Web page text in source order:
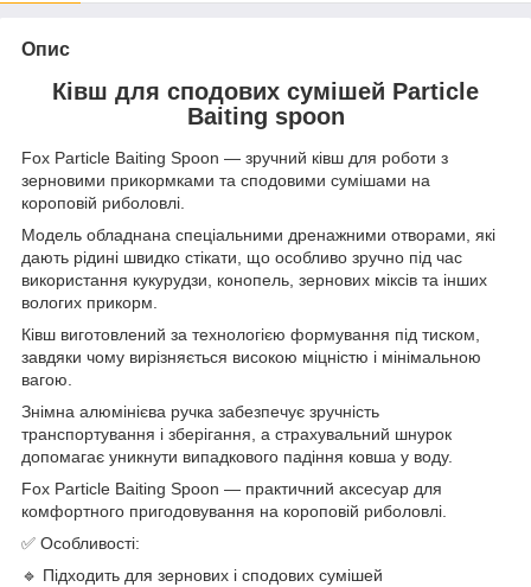
Опис
Ківш для сподових сумішей Particle
Baiting spoon
Fox Particle Baiting Spoon — зручний ківш для роботи з
зерновими прикормками та сподовими сумішами на
короповій риболовлі.
Модель обладнана спеціальними дренажними отворами, які
дають рідині швидко стікати, що особливо зручно під час
використання кукурудзи, конопель, зернових міксів та інших
вологих прикорм.
Ківш виготовлений за технологією формування під тиском,
завдяки чому вирізняється високою міцністю і мінімальною
вагою.
Знімна алюмінієва ручка забезпечує зручність
транспортування і зберігання, а страхувальний шнурок
допомагає уникнути випадкового падіння ковша у воду.
Fox Particle Baiting Spoon — практичний аксесуар для
комфортного пригодовування на короповій риболовлі.
✅ Особливості:
🔹 Підходить для зернових і сподових сумішей